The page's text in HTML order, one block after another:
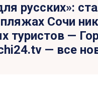
русских»:
Сочи
туристов —
— все